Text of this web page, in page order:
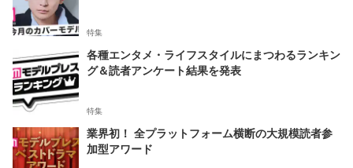
特集
各種エンタメ・ライフスタイルにまつわるランキン
グ＆読者アンケート結果を発表
特集
業界初！ 全プラットフォーム横断の大規模読者参
加型アワード